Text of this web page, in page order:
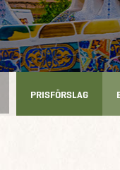
PRISFÖRSLAG